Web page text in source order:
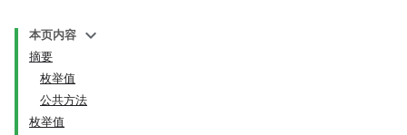
本页内容
摘要
枚举值
公共方法
枚举值